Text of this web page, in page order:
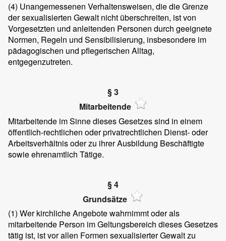
(4) Unangemessenen Verhaltensweisen, die die Grenze
der sexualisierten Gewalt nicht überschreiten, ist von
Vorgesetzten und anleitenden Personen durch geeignete
Normen, Regeln und Sensibilisierung, insbesondere im
pädagogischen und pflegerischen Alltag,
entgegenzutreten.
§ 3
Mitarbeitende
Mitarbeitende im Sinne dieses Gesetzes sind in einem
öffentlich-rechtlichen oder privatrechtlichen Dienst- oder
Arbeitsverhältnis oder zu ihrer Ausbildung Beschäftigte
sowie ehrenamtlich Tätige.
§ 4
Grundsätze
(1) Wer kirchliche Angebote wahrnimmt oder als
mitarbeitende Person im Geltungsbereich dieses Gesetzes
tätig ist, ist vor allen Formen sexualisierter Gewalt zu